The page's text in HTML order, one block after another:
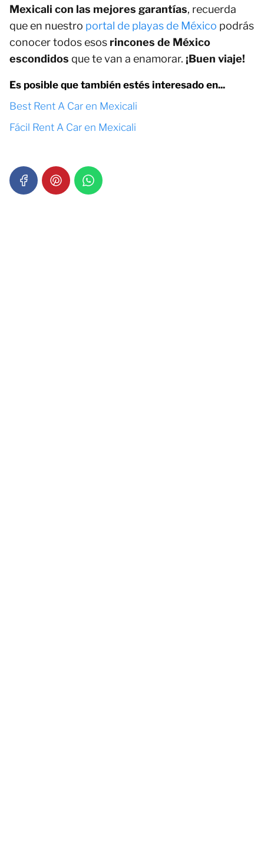
Mexicali con las mejores garantías, recuerda
que en nuestro portal de playas de México podrás
conocer todos esos rincones de México
escondidos que te van a enamorar. ¡Buen viaje!
Es posible que también estés interesado en...
Best Rent A Car en Mexicali
Fácil Rent A Car en Mexicali